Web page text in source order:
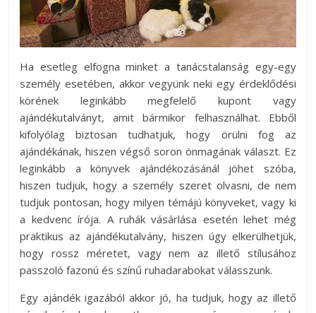
Ha esetleg elfogna minket a tanácstalanság egy-egy
személy esetében, akkor vegyünk neki egy érdeklődési
körének leginkább megfelelő kupont vagy
ajándékutalványt, amit bármikor felhasználhat. Ebből
kifolyólag biztosan tudhatjuk, hogy örülni fog az
ajándékának, hiszen végső soron önmagának választ. Ez
leginkább a könyvek ajándékozásánál jöhet szóba,
hiszen tudjuk, hogy a személy szeret olvasni, de nem
tudjuk pontosan, hogy milyen témájú könyveket, vagy ki
a kedvenc írója. A ruhák vásárlása esetén lehet még
praktikus az ajándékutalvány, hiszen úgy elkerülhetjük,
hogy rossz méretet, vagy nem az illető stílusához
passzoló fazonú és színű ruhadarabokat válasszunk.
Egy ajándék igazából akkor jó, ha tudjuk, hogy az illető